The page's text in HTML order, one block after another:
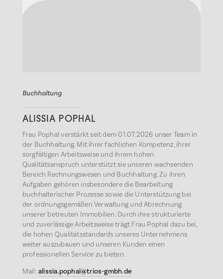
Buchhaltung
ALISSIA POPHAL
Frau Pophal verstärkt seit dem 01.07.2026 unser Team in
der Buchhaltung. Mit ihrer fachlichen Kompetenz, ihrer
sorgfältigen Arbeitsweise und ihrem hohen
Qualitätsanspruch unterstützt sie unseren wachsenden
Bereich Rechnungswesen und Buchhaltung. Zu ihren
Aufgaben gehören insbesondere die Bearbeitung
buchhalterischer Prozesse sowie die Unterstützung bei
der ordnungsgemäßen Verwaltung und Abrechnung
unserer betreuten Immobilien. Durch ihre strukturierte
und zuverlässige Arbeitsweise trägt Frau Pophal dazu bei,
die hohen Qualitätsstandards unseres Unternehmens
weiter auszubauen und unseren Kunden einen
professionellen Service zu bieten.
Mail:alissia.pophal@trios-gmbh.de